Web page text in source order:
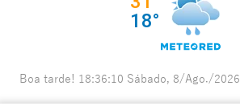
Boa tarde! 18:36:11 Sábado, 8/Ago./2026